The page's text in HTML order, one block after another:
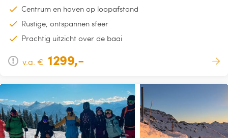
Centrum en haven op loopafstand
Rustige, ontspannen sfeer
Prachtig uitzicht over de baai
v.a. € 1299,-